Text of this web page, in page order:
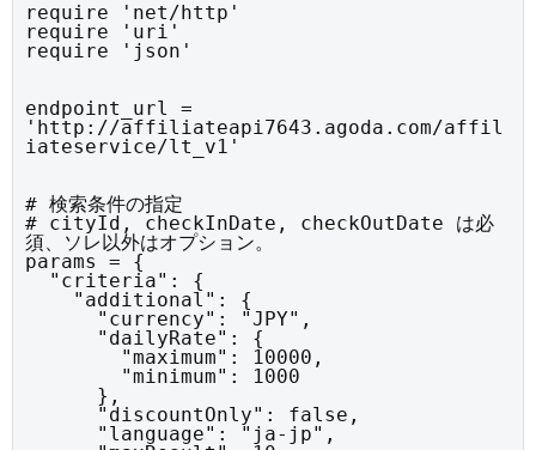
require 'net/http'
require 'uri'
require 'json'
endpoint_url =
'http://affiliateapi7643.agoda.com/affil
iateservice/lt_v1'
# 検索条件の指定
# cityId, checkInDate, checkOutDate は必
須、ソレ以外はオプション。
params = {